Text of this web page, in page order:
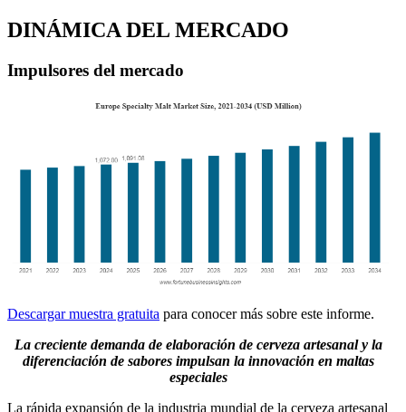
DINÁMICA DEL MERCADO
Impulsores del mercado
Descargar muestra gratuita para conocer más sobre este informe.
La creciente demanda de elaboración de cerveza artesanal y la
diferenciación de sabores impulsan la innovación en maltas
especiales
La rápida expansión de la industria mundial de la cerveza artesanal